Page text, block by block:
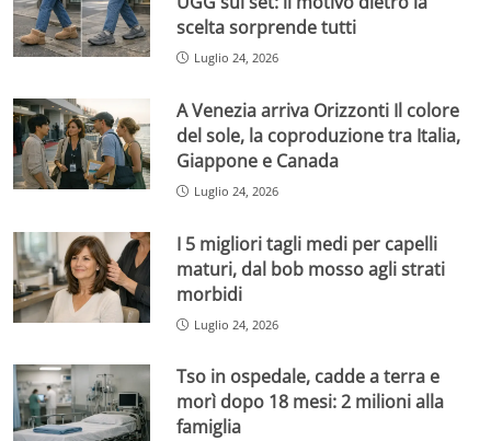
scelta sorprende tutti
Luglio 24, 2026
A Venezia arriva Orizzonti Il colore
del sole, la coproduzione tra Italia,
Giappone e Canada
Luglio 24, 2026
I 5 migliori tagli medi per capelli
maturi, dal bob mosso agli strati
morbidi
Luglio 24, 2026
Tso in ospedale, cadde a terra e
morì dopo 18 mesi: 2 milioni alla
famiglia